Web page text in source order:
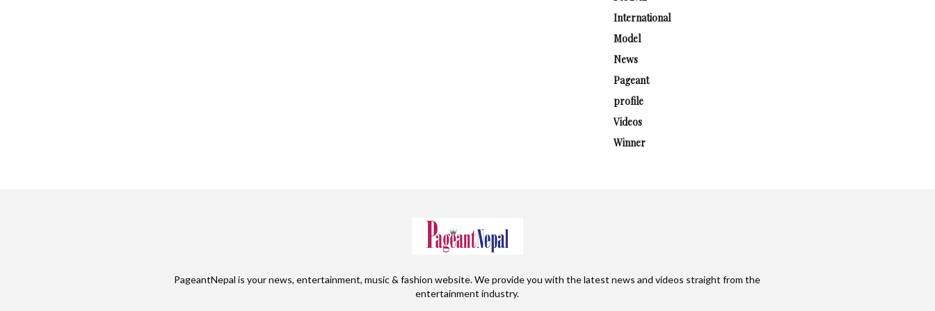
International
Model
News
Pageant
profile
Videos
Winner
PageantNepal is your news, entertainment, music & fashion website. We provide you with the latest news and videos straight from the
entertainment industry.